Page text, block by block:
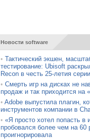
Новости software
• Тактический экшен,
тестирование: Ubisoft
Recon в честь 25-летия серии
• Смерть игр на дисках не
продаж и так приходится на
• Adobe выпустила плагин,
инструментов компании в
• «Я просто хотел попасть в
пробовался более чем на 60
проигнорировала